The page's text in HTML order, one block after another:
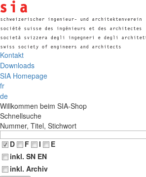
Kontakt
Downloads
SIA Homepage
fr
de
Willkommen beim SIA-Shop
Schnellsuche
Nummer, Titel, Stichwort
D
F I
E
inkl. SN EN
inkl. Archiv